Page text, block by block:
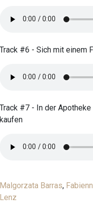
Track #6 - Sich mit einem
Track #7 - In der
kaufen
Malgorzata Barras,
Lenz